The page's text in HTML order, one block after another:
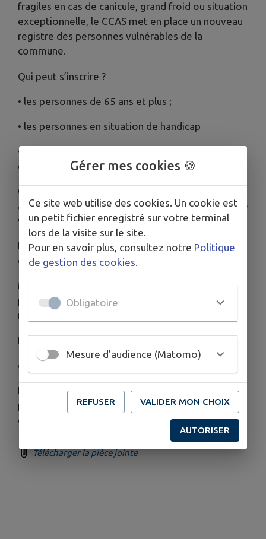
fragiles en cas de canicule, grand froid ou situation
exceptionnelle, le CCAS met en place un nouveau
registre des personnes vulnérables de la
commune.
Qui peut s’inscrire ?
• les personnes de 65 ans et plus ;
• les personnes en situation de handicap
• les personnes isolées ou fragilisées vivant à
domicile.
Ce registre permet au CCAS de prendre contact
avec les personnes inscrites en cas d’alerte afin de
veiller à leur bien-être et à leurs besoins.
L’inscription est gratuite, volontaire et
confidentielle.
Même si vous aviez déjà effectué une démarche
par le passé, nous vous invitons à compléter un
nouveau formulaire d’inscription.
Formulaire disponible en mairie
ou en téléchargement ci-dessous
N’hésitez pas à partager autour de vous cette
publication afin d’informer les personnes
concernées et leurs proches.
Télécharger la pièce jointe
Gérer mes cookies 🍪
Ce site web utilise des cookies. Un cookie est
un petit fichier enregistré sur votre terminal
lors de la visite sur le site.
Pour en savoir plus, consultez notre Politique
de gestion des cookies
Obligatoire
Mesure d'audience (Matomo)
REFUSER VALIDER MON CHOIX
AUTORISER